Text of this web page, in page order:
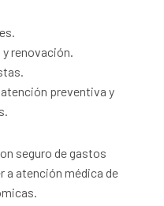
renovación.
preventiva y
seguro de gastos
a atención médica de